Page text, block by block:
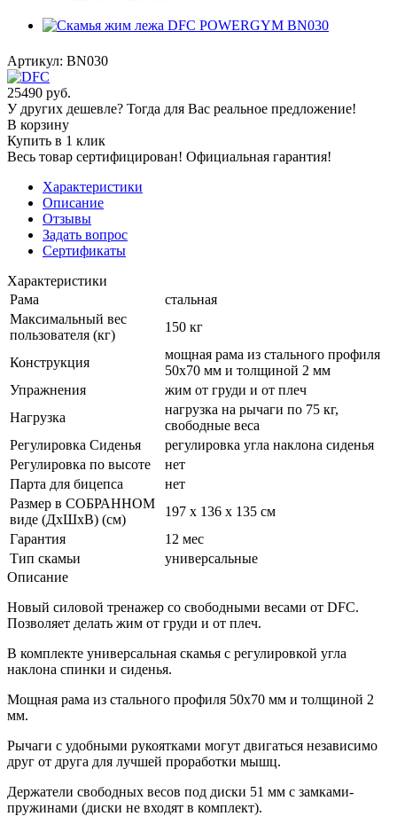
Артикул: BN030
25490 руб.
У других дешевле? Тогда для Вас реальное предложение!
В корзину
Купить в 1 клик
Весь товар сертифицирован! Официальная гарантия!
Характеристики
Описание
Отзывы
Задать вопрос
Сертификаты
Характеристики
Рама
стальная
Максимальный вес
пользователя (кг)
150 кг
Конструкция
мощная рама из стального профиля
50х70 мм и толщиной 2 мм
Упражнения
жим от груди и от плеч
Нагрузка
нагрузка на рычаги по 75 кг,
свободные веса
Регулировка Сиденья
регулировка угла наклона сиденья
Регулировка по высоте
нет
Парта для бицепса
нет
Размер в СОБРАННОМ
виде (ДхШхВ) (см)
197 х 136 х 135 см
Гарантия
12 мес
Тип скамьи
универсальные
Описание
Новый силовой тренажер со свободными весами от DFC.
Позволяет делать жим от груди и от плеч.
В комплекте универсальная скамья с регулировкой угла
наклона спинки и сиденья.
Мощная рама из стального профиля 50х70 мм и толщиной 2
мм.
Рычаги с удобными рукоятками могут двигаться независимо
друг от друга для лучшей проработки мышц.
Держатели свободных весов под диски 51 мм с замками-
пружинами (диски не входят в комплект).